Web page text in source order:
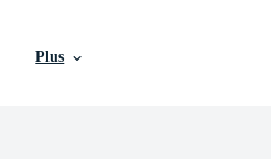
Plus